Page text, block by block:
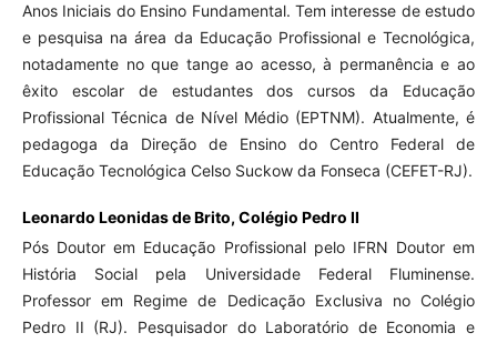
Anos Iniciais do Ensino Fundamental. Tem interesse de estudo
e pesquisa na área da Educação Profissional e Tecnológica,
notadamente no que tange ao acesso, à permanência e ao
êxito escolar de estudantes dos cursos da Educação
Profissional Técnica de Nível Médio (EPTNM). Atualmente, é
pedagoga da Direção de Ensino do Centro Federal de
Educação Tecnológica Celso Suckow da Fonseca (CEFET-RJ).
Leonardo Leonidas de Brito, Colégio Pedro II
Pós Doutor em Educação Profissional pelo IFRN Doutor em
História Social pela Universidade Federal Fluminense.
Professor em Regime de Dedicação Exclusiva no Colégio
Pedro II (RJ). Pesquisador do Laboratório de Economia e